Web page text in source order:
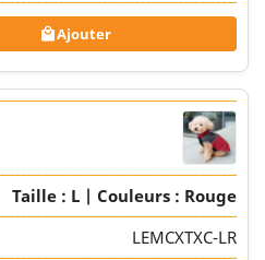
Ajouter
Taille : L | Couleurs : Rouge
LEMCXTXC-LR